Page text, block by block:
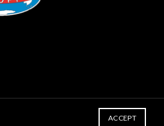
ACCEPT